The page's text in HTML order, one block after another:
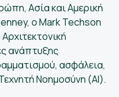
Ασία και Αμερική
o Mark Techson
ανάπτυξης
ασφάλεια,
Νοημοσύνη (ΑΙ).